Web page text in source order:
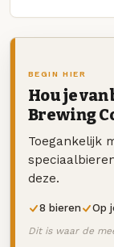
BEGIN HIER
Hou je
Brewing
Toegankelijk
deze.
8 bieren Op
Dit is waar de